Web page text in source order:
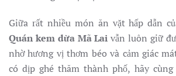
Giữa rất nhiều món ăn vặt hấp dẫn
Quán kem dừa Mã Lai vẫn luôn giữ
nhờ hương vị thơm béo và cảm giác
có dịp ghé thăm thành phố, hãy cùng